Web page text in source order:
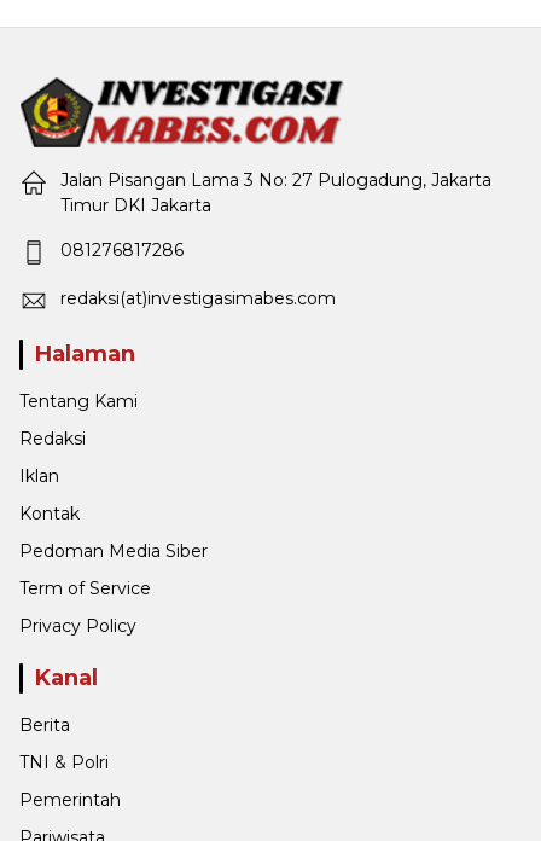
Jalan Pisangan Lama 3 No: 27 Pulogadung, Jakarta
Timur DKI Jakarta
081276817286
redaksi(at)investigasimabes.com
Halaman
Tentang Kami
Redaksi
Iklan
Kontak
Pedoman Media Siber
Term of Service
Privacy Policy
Kanal
Berita
TNI & Polri
Pemerintah